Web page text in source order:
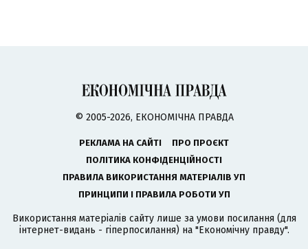
© 2005-2026, ЕКОНОМІЧНА ПРАВДА
РЕКЛАМА НА САЙТІ
ПРО ПРОЄКТ
ПОЛІТИКА КОНФІДЕНЦІЙНОСТІ
ПРАВИЛА ВИКОРИСТАННЯ МАТЕРІАЛІВ УП
ПРИНЦИПИ І ПРАВИЛА РОБОТИ УП
Використання матеріалів сайту лише за умови посилання (для
інтернет-видань - гіперпосилання) на "Економічну правду".